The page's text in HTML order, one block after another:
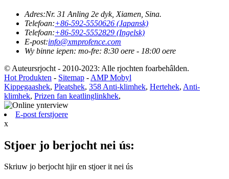
Adres:Nr. 31 Anling 2e dyk, Xiamen, Sina.
Telefoan:+86-592-5550626 (Japansk)
Telefoan:+86-592-5552829 (Ingelsk)
E-post:info@xmprofence.com
Wy binne iepen: mo-fre: 8:30 oere - 18:00 oere
© Auteursrjocht - 2010-2023: Alle rjochten foarbehâlden.
Hot Produkten - Sitemap - AMP Mobyl
Kippegaashek, Pleatshek, 358 Anti-klimhek, Hertehek, Anti-
klimhek, Prizen fan keatlinglinkhek,
E-post ferstjoere
x
Stjoer jo berjocht nei ús:
Skriuw jo berjocht hjir en stjoer it nei ús